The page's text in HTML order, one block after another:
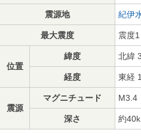
震源地 紀伊
最大震度 震度1
位置
緯度 北緯
経度 東経
震源
マグニチュード M3.4
深さ 約